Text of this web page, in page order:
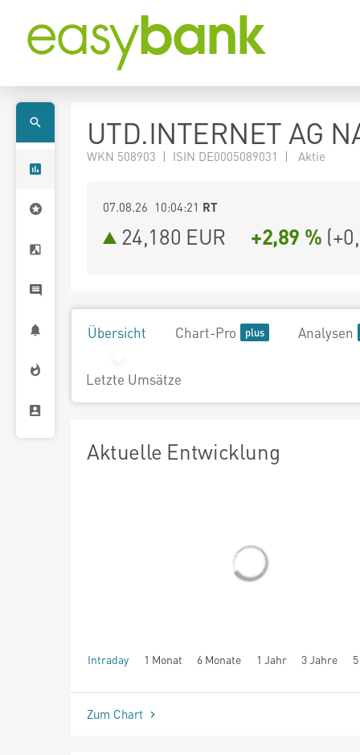
UTD.INTERNET AG
WKN 508903 | ISIN DE0005089031 | Aktie
07.08.26 10:04:21 RT
24,180 EUR +2,89 % (
Übersicht Chart-Pro Analysen
Letzte Umsätze
Aktuelle Entwicklung
Intraday 1 Monat 6 Monate 1 Jahr 3 Jahre
seit Beginn
Zum Chart